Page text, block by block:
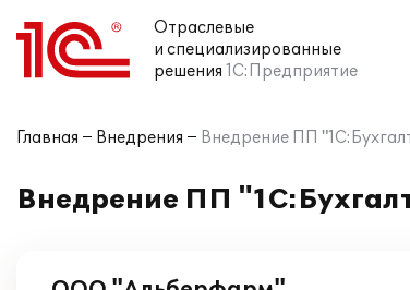
Отраслевые
и специализированные
решения 1С:Предприятие
Главная Внедрения Внедрение ПП
Внедрение ПП